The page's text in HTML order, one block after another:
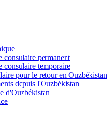
consulaire permanent
consulaire temporaire
pour le retour en Ouzbékistan
depuis l'Ouzbékistan
d'Ouzbékistan